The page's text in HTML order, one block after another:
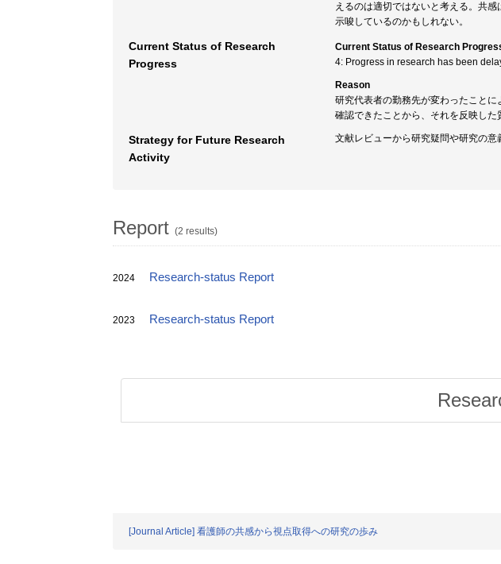
えるのは適切ではないと考える。共
示唆しているのかもしれない。
Current Status of Research
Progress
Current Status of Research
4: Progress in research has been
Reason
研究代表者の勤務先が変わったこと
確認できたことから、それを反映した
Strategy for Future Research
Activity
文献レビューから研究疑問や研究の意
Report (2 results)
2024 Research-status Report
2023 Research-status Report
[Journal Article] 看護師の共感から視点取得への研究の歩み